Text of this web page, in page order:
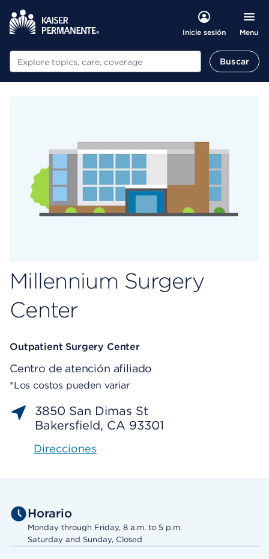
Inicie sesión Menu
Buscar Buscar
Millennium Surgery
Center
Outpatient Surgery Center
Centro de atención afiliado
*Los costos pueden variar
3850 San Dimas St
Bakersfield, CA 93301
Direcciones
Horario
Monday through Friday, 8 a.m. to 5 p.m.
Saturday and Sunday, Closed